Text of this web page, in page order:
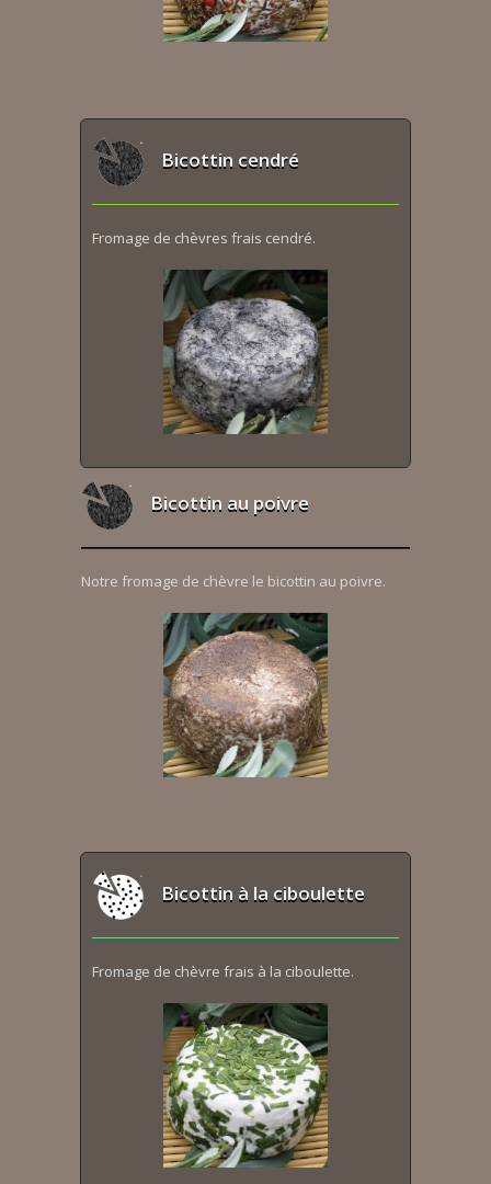
Bicottin cendré
Fromage de chèvres frais cendré.
Bicottin au poivre
Notre fromage de chèvre le bicottin au poivre.
Bicottin à la ciboulette
Fromage de chèvre frais à la ciboulette.